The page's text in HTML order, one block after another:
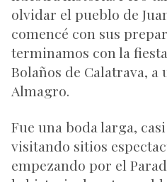
olvidar el pueblo de
comencé con sus
terminamos con la
Bolaños de Calatrava,
Almagro.
Fue una boda larga,
visitando sitios
empezando por el